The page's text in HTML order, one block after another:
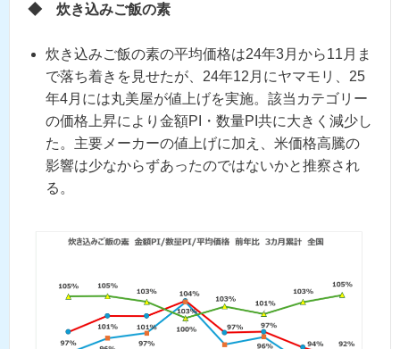
◆ 炊き込みご飯の素
炊き込みご飯の素の平均価格は24年3月から11月ま
で落ち着きを見せたが、24年12月にヤマモリ、25
年4月には丸美屋が値上げを実施。該当カテゴリー
の価格上昇により金額PI・数量PI共に大きく減少し
た。主要メーカーの値上げに加え、米価格高騰の
影響は少なからずあったのではないかと推察され
る。